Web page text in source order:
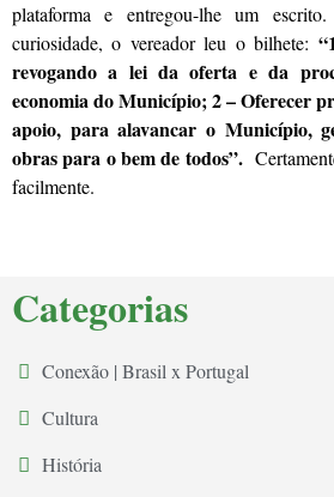
plataforma e entregou-lhe um
curiosidade, o vereador leu o bilhete:
revogando a lei da oferta e da
economia do Município; 2 – Oferecer
apoio, para alavancar o Município,
obras para o bem de todos”.
facilmente.
Categorias
Conexão | Brasil x Portugal
Cultura
História